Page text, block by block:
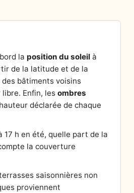
la position du soleil à
de la latitude et de la
bâtiments voisins
Enfin, les ombres
déclarée de chaque
17 h en été, quelle part de la
la couverture
saisonnières non
proviennent